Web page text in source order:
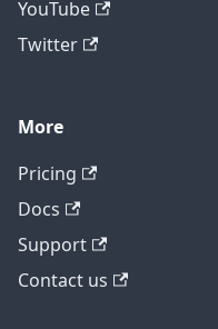
YouTube
Twitter
More
Pricing
Docs
Support
Contact us